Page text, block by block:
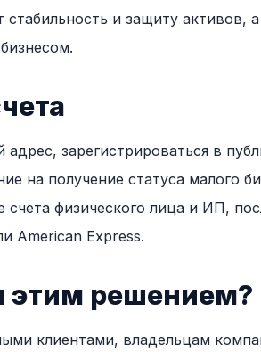
и защиту активов,
зарегистрироваться в
на получение статуса малого
физического лица и ИП,
American Express.
этим решением?
клиентами, владельцам